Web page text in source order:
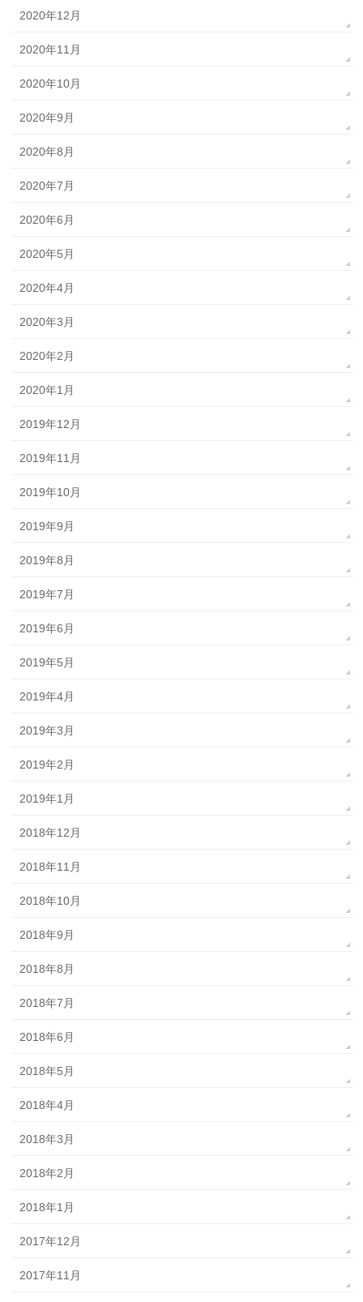
2020年12月
2020年11月
2020年10月
2020年9月
2020年8月
2020年7月
2020年6月
2020年5月
2020年4月
2020年3月
2020年2月
2020年1月
2019年12月
2019年11月
2019年10月
2019年9月
2019年8月
2019年7月
2019年6月
2019年5月
2019年4月
2019年3月
2019年2月
2019年1月
2018年12月
2018年11月
2018年10月
2018年9月
2018年8月
2018年7月
2018年6月
2018年5月
2018年4月
2018年3月
2018年2月
2018年1月
2017年12月
2017年11月